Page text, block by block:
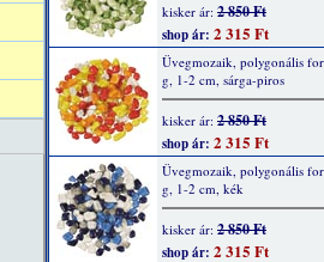
kisker ár: 2 850 Ft
shop ár: 2 315 Ft
Üvegmozaik, polygonális
g, 1-2 cm, sárga-piros
kisker ár: 2 850 Ft
shop ár: 2 315 Ft
Üvegmozaik, polygonális
g, 1-2 cm, kék
kisker ár: 2 850 Ft
shop ár: 2 315 Ft